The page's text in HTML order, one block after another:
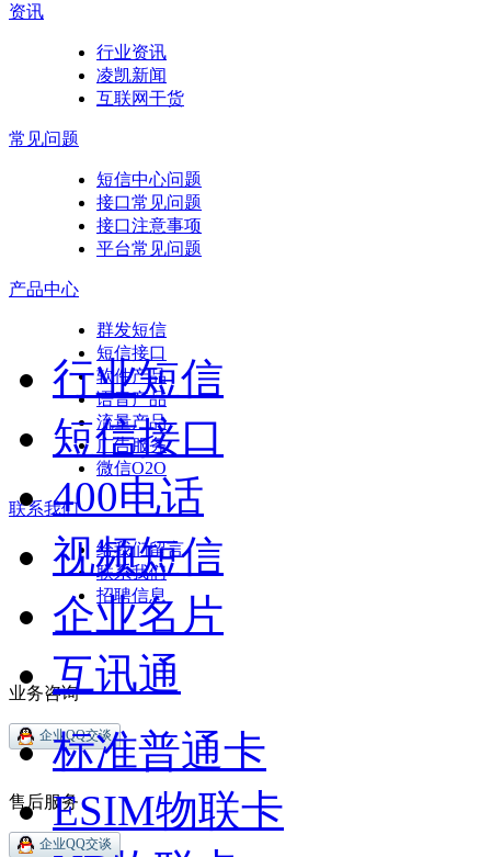
资讯
行业资讯
凌凯新闻
互联网干货
常见问题
短信中心问题
接口常见问题
接口注意事项
平台常见问题
产品中心
群发短信
短信接口
软件产品
语音产品
流量产品
广告服务
微信O2O
联系我们
给我们留言
联系我们
招聘信息
业务咨询
售后服务
行业短信
短信接口
400电话
视频短信
企业名片
互讯通
标准普通卡
ESIM物联卡